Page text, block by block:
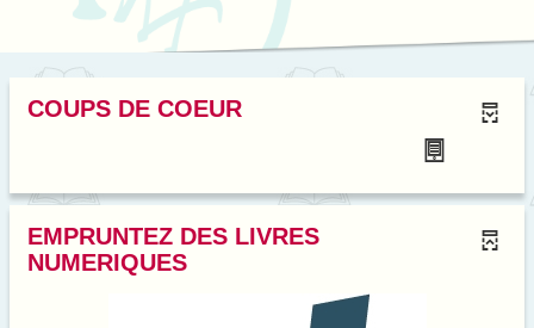
COUPS DE COEUR
EMPRUNTEZ DES LIVRES
NUMERIQUES